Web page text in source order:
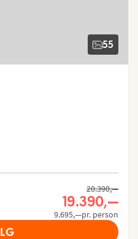
55
Vings gjester: 4.318/5
fra Tripadvisor: 4.3 of 5
Tidligere pris,
20.390,—
19.390,—
9.695,—pr. person